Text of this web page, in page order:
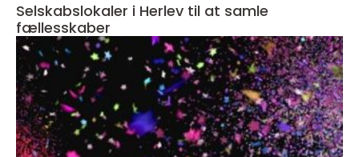
Selskabslokaler i Herlev til at samle
fællesskaber